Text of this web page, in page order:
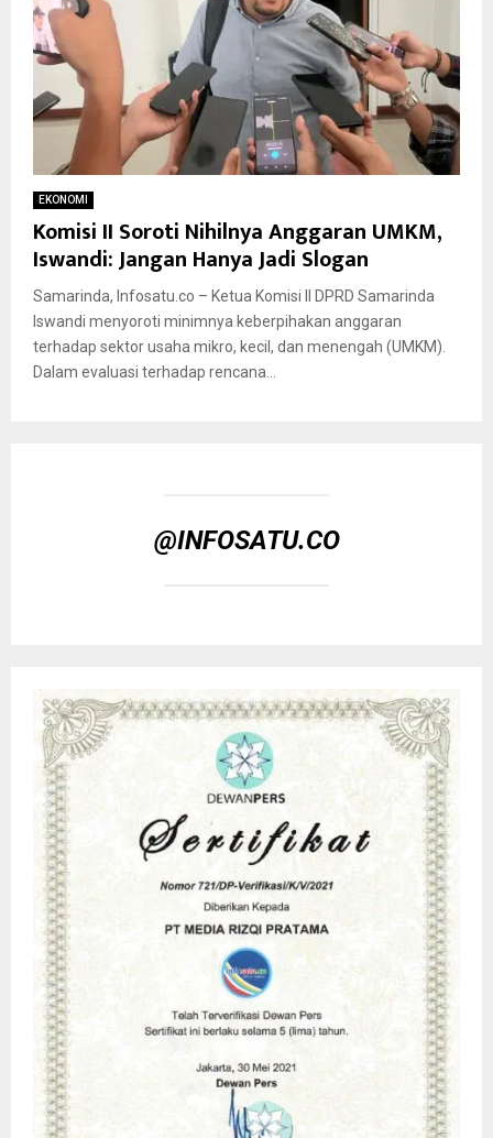
EKONOMI
Komisi II Soroti Nihilnya Anggaran UMKM,
Iswandi: Jangan Hanya Jadi Slogan
Samarinda, Infosatu.co – Ketua Komisi II DPRD Samarinda
Iswandi menyoroti minimnya keberpihakan anggaran
terhadap sektor usaha mikro, kecil, dan menengah (UMKM).
Dalam evaluasi terhadap rencana...
@INFOSATU.CO